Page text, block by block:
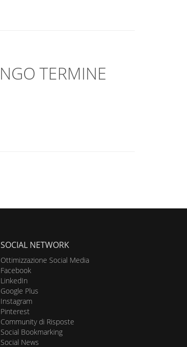
TERMINE
SOCIAL NETWORK
Ottimizzazione Social Media
Facebook
LinkedIn
Google Plus
Instagram
Pinterest
Community di Risposte
Social Bookmarking
Social News